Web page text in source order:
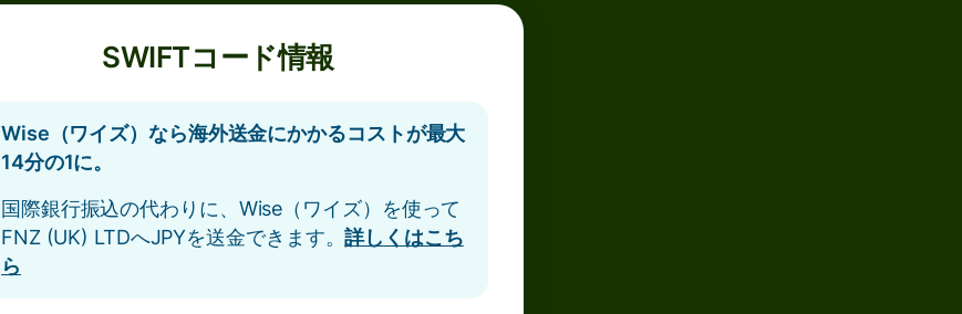
SWIFTコード情報
Wise（ワイズ）なら海外送金にかかるコストが最大
14分の1に。
国際銀行振込の代わりに、Wise（ワイズ）を使って
FNZ (UK) LTDへJPYを送金できます。詳しくはこち
ら